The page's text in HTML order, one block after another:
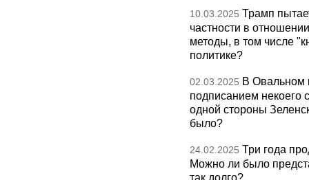
10.03.2025 Трамп
частности в
методы, в том числе
политике?
02.03.2025 В Овальном
подписанием некоего
одной стороны
было?
24.02.2025 Три года
Можно ли было
так долго?